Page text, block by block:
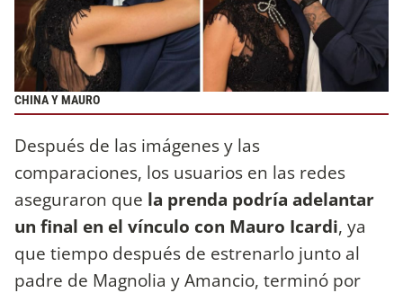
CHINA Y MAURO
Después de las imágenes y las
comparaciones, los usuarios en las redes
aseguraron que la prenda podría adelantar
un final en el vínculo con Mauro Icardi, ya
que tiempo después de estrenarlo junto al
padre de Magnolia y Amancio, terminó por